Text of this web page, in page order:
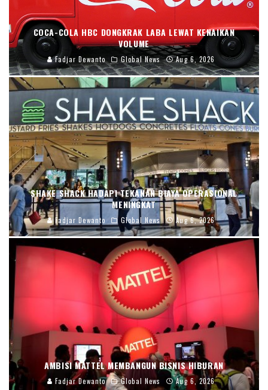
COCA-COLA HBC DONGKRAK LABA LEWAT KENAIKAN
VOLUME
Fadjar Dewanto Global News Aug 6, 2026
SHAKE SHACK HADAPI TEKANAN BIAYA OPERASIONAL
MENINGKAT
Fadjar Dewanto Global News Aug 6, 2026
AMBISI MATTEL MEMBANGUN BISNIS HIBURAN
Fadjar Dewanto Global News Aug 6, 2026